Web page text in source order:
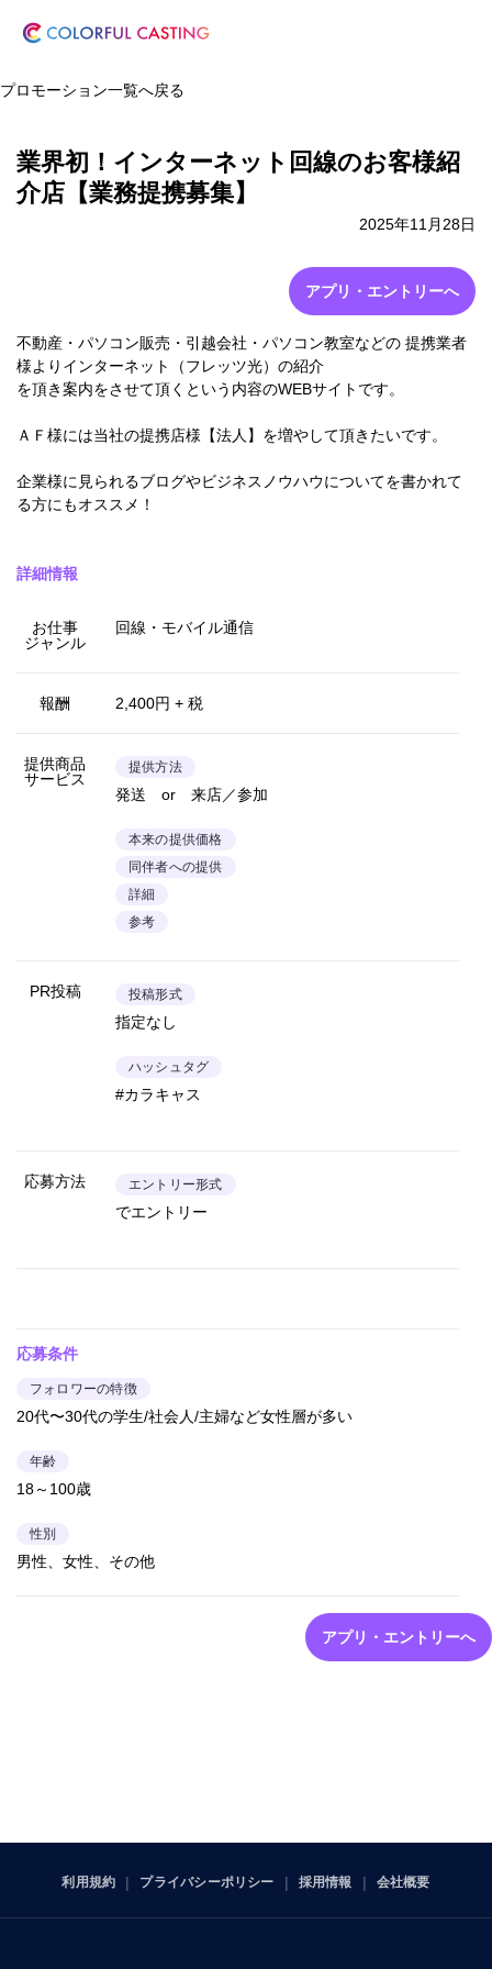
プロモーション一覧へ戻る
業界初！インターネット回線のお客様紹
介店【業務提携募集】
2025年11月28日
アプリ・エントリーへ
不動産・パソコン販売・引越会社・パソコン教室などの 提携業者
様よりインターネット（フレッツ光）の紹介
を頂き案内をさせて頂くという内容のWEBサイトです。
ＡＦ様には当社の提携店様【法人】を増やして頂きたいです。
企業様に見られるブログやビジネスノウハウについてを書かれて
る方にもオススメ！
詳細情報
お仕事
ジャンル
回線・モバイル通信
報酬 2,400円 + 税
提供商品
サービス
提供方法
発送 or 来店／参加
本来の提供価格
同伴者への提供
詳細
参考
PR投稿 投稿形式
指定なし
ハッシュタグ
#カラキャス
応募方法 エントリー形式
でエントリー
応募条件
フォロワーの特徴
20代〜30代の学生/社会人/主婦など女性層が多い
年齢
18～100歳
性別
男性、女性、その他
アプリ・エントリーへ
利用規約 プライバシーポリシー 採用情報 会社概要